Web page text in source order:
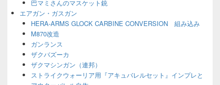
巴マミさんのマスケット銃
エアガン・ガスガン
HERA-ARMS GLOCK CARBINE CONVERSION 組み込み
M870改造
ガンランス
ザクバズーカ
ザクマシンガン（連邦）
ストライクウォーリア用『アキュバレルセット』インプレと